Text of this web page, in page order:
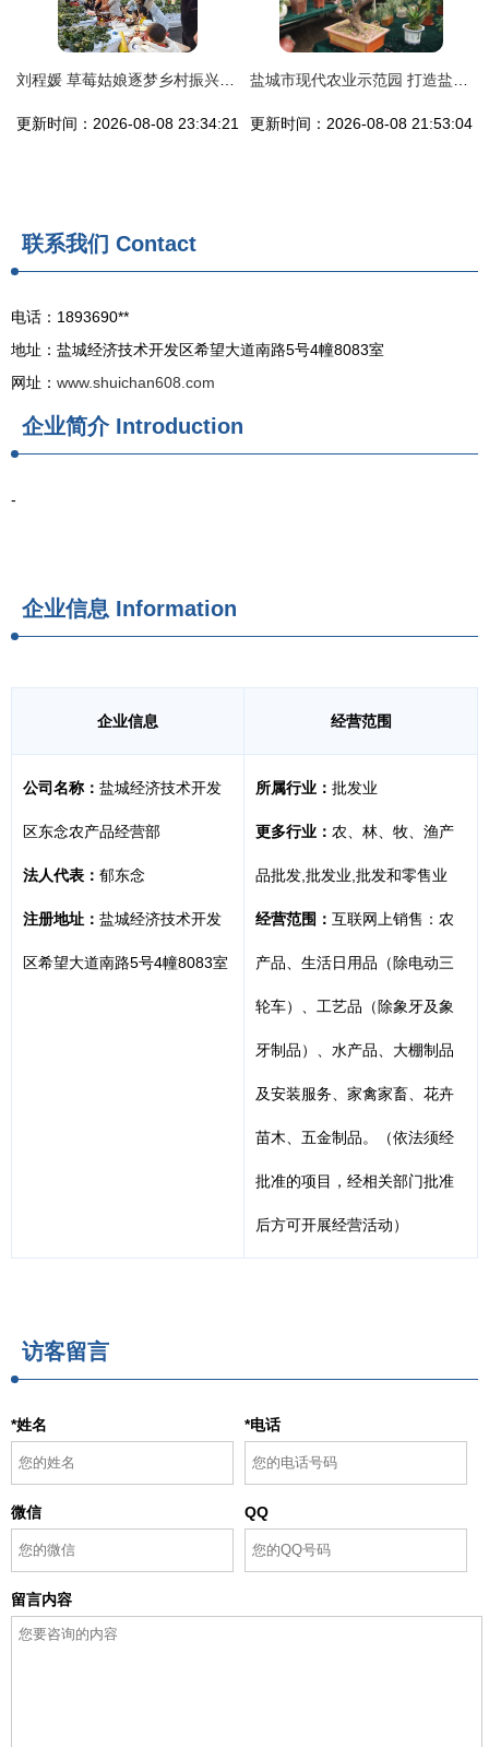
更新时间：2026-08-08 23:34:21 更新时间：2026-08-08 21:53:04
联系我们 Contact
电话：1893690**
地址：盐城经济技术开发区希望大道南路5号4幢8083室
网址： www.shuichan608.com
企业简介Introduction
-
企业信息 Information
企业信息 经营范围
公司名称： 盐城经济技术开发
区东念农产品经营部
法人代表： 郁东念
注册地址： 盐城经济技术开发
区希望大道南路5号4幢8083室
所属行业： 批发业
更多行业： 农、林、牧、渔产
品批发,批发业,批发和零售业
经营范围： 互联网上销售：农
产品、生活日用品（除电动三
轮车）、工艺品（除象牙及象
牙制品）、水产品、大棚制品
及安装服务、家禽家畜、花卉
苗木、五金制品。（依法须经
批准的项目，经相关部门批准
后方可开展经营活动）
访客留言
*姓名 *电话
微信 QQ
留言内容